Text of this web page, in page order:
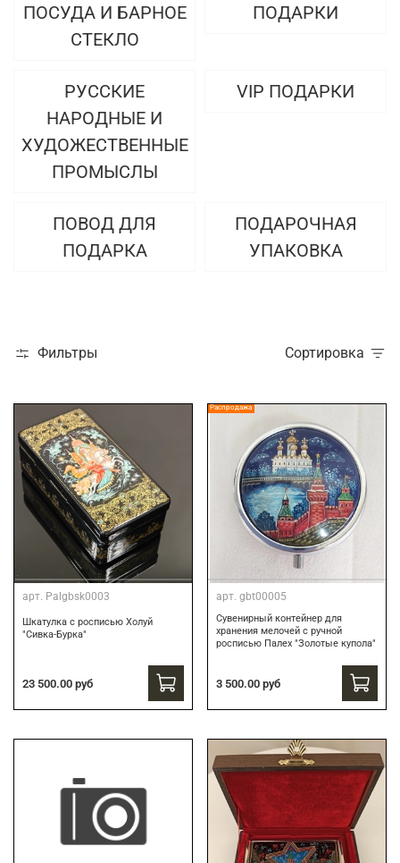
ПОСУДА И БАРНОЕ
СТЕКЛО
ПОДАРКИ
РУССКИЕ
НАРОДНЫЕ И
ХУДОЖЕСТВЕННЫЕ
ПРОМЫСЛЫ
VIP ПОДАРКИ
ПОВОД ДЛЯ
ПОДАРКА
ПОДАРОЧНАЯ
УПАКОВКА
Фильтры Сортировка
арт. Palgbsk0003
Шкатулка с росписью Холуй
"Сивка-Бурка"
23 500.00 руб
Распродажа
арт. gbt00005
Сувенирный контейнер для
хранения мелочей с ручной
росписью Палех "Золотые купола"
3 500.00 руб